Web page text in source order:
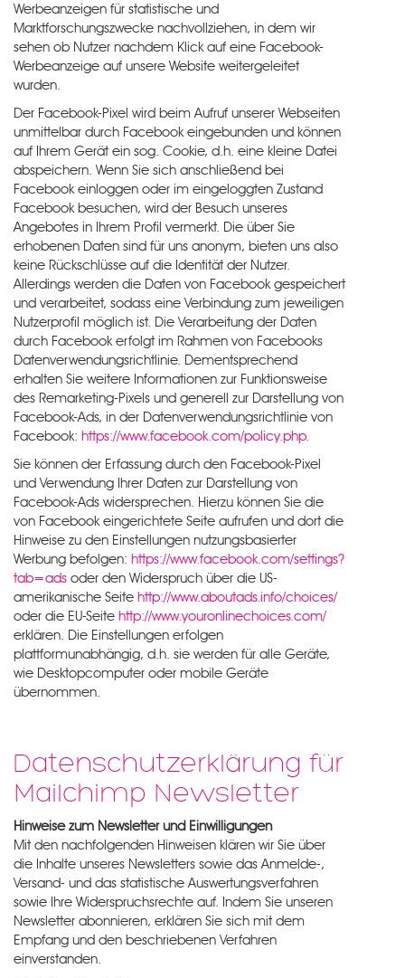
Werbeanzeigen für statistische und
Marktforschungszwecke nachvollziehen, in dem wir
sehen ob Nutzer nachdem Klick auf eine Facebook-
Werbeanzeige auf unsere Website weitergeleitet
wurden.
Der Facebook-Pixel wird beim Aufruf unserer Webseiten
unmittelbar durch Facebook eingebunden und können
auf Ihrem Gerät ein sog. Cookie, d.h. eine kleine Datei
abspeichern. Wenn Sie sich anschließend bei
Facebook einloggen oder im eingeloggten Zustand
Facebook besuchen, wird der Besuch unseres
Angebotes in Ihrem Profil vermerkt. Die über Sie
erhobenen Daten sind für uns anonym, bieten uns also
keine Rückschlüsse auf die Identität der Nutzer.
Allerdings werden die Daten von Facebook gespeichert
und verarbeitet, sodass eine Verbindung zum jeweiligen
Nutzerprofil möglich ist. Die Verarbeitung der Daten
durch Facebook erfolgt im Rahmen von Facebooks
Datenverwendungsrichtlinie. Dementsprechend
erhalten Sie weitere Informationen zur Funktionsweise
des Remarketing-Pixels und generell zur Darstellung von
Facebook-Ads, in der Datenverwendungsrichtlinie von
Facebook: https://www.facebook.com/policy.php.
Sie können der Erfassung durch den Facebook-Pixel
und Verwendung Ihrer Daten zur Darstellung von
Facebook-Ads widersprechen. Hierzu können Sie die
von Facebook eingerichtete Seite aufrufen und dort die
Hinweise zu den Einstellungen nutzungsbasierter
Werbung befolgen: https://www.facebook.com/settings?
tab=ads oder den Widerspruch über die US-
amerikanische Seite http://www.aboutads.info/choices/
oder die EU-Seite http://www.youronlinechoices.com/
erklären. Die Einstellungen erfolgen
plattformunabhängig, d.h. sie werden für alle Geräte,
wie Desktopcomputer oder mobile Geräte
übernommen.
Datenschutzerklärung für
Mailchimp Newsletter
Hinweise zum Newsletter und Einwilligungen
Mit den nachfolgenden Hinweisen klären wir Sie über
die Inhalte unseres Newsletters sowie das Anmelde-,
Versand- und das statistische Auswertungsverfahren
sowie Ihre Widerspruchsrechte auf. Indem Sie unseren
Newsletter abonnieren, erklären Sie sich mit dem
Empfang und den beschriebenen Verfahren
einverstanden.